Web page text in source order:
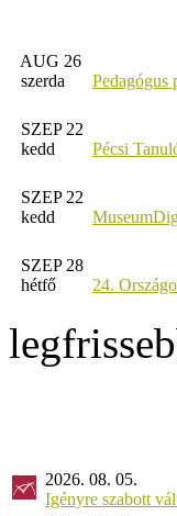
AUG 26
szerda
SZEP 22
kedd
Pécsi
SZEP 22
kedd
SZEP 28
hétfő
24.
2026. 08. 05.
Igényre szabott